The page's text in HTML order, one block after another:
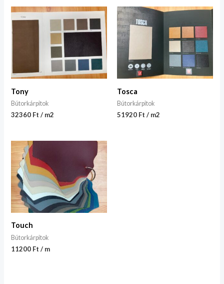
Tony
Bútorkárpitok
32360 Ft / m2
Tosca
Bútorkárpitok
51920 Ft / m2
Touch
Bútorkárpitok
11200 Ft / m